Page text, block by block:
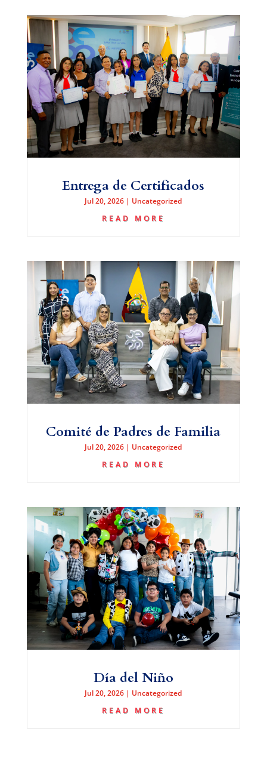
Entrega de Certificados
Jul 20, 2026 | Uncategorized
READ MORE
Comité de Padres de Familia
Jul 20, 2026 | Uncategorized
READ MORE
Día del Niño
Jul 20, 2026 | Uncategorized
READ MORE